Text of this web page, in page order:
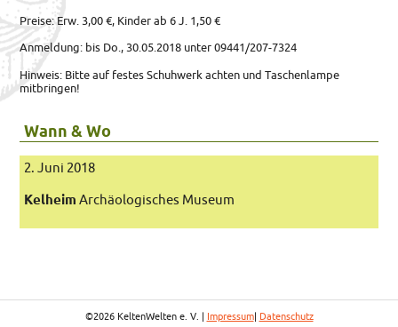
Preise: Erw. 3,00 €, Kinder ab 6 J. 1,50 €
Anmeldung: bis Do., 30.05.2018 unter 09441/207-7324
Hinweis: Bitte auf festes Schuhwerk achten und Taschenlampe
mitbringen!
Wann & Wo
2. Juni 2018
Kelheim Archäologisches Museum
©2026 KeltenWelten e. V. | Impressum| Datenschutz